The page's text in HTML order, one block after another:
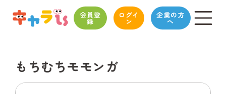
会員登
録
ログイ
ン
企業の方
へ
もちむちモモンガ